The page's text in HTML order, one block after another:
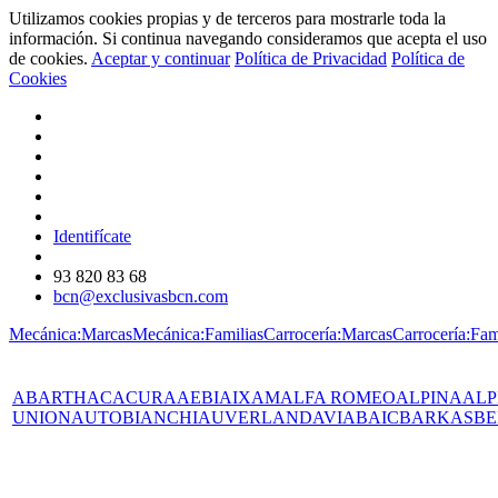
Utilizamos cookies propias y de terceros para mostrarle toda la
información. Si continua navegando consideramos que acepta el uso
de cookies. Aceptar y continuar Política de Privacidad Política de
Cookies
Identifícate
93 820 83 68
bcn@exclusivasbcn.com
Mecánica:MarcasMecánica:FamiliasCarrocería:Marcas
ABARTHACACURAAEBIAIXAMALFA ROMEOALPINA
UNIONAUTOBIANCHIAUVERLANDAVIABAICBARKAS